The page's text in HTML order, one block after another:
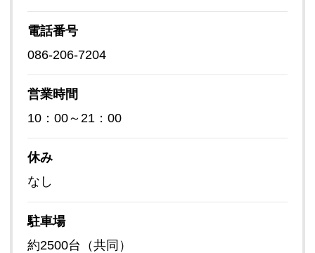
電話番号
086-206-7204
営業時間
10：00～21：00
休み
なし
駐車場
約2500台（共同）